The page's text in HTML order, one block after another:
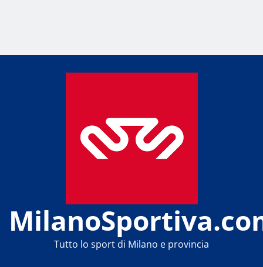
Tutto lo sport di Milano e provincia